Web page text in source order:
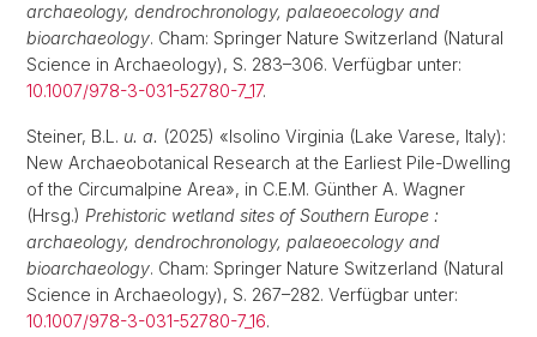
archaeology, dendrochronology, palaeoecology and
bioarchaeology. Cham: Springer Nature Switzerland (Natural
Science in Archaeology), S. 283–306. Verfügbar unter:
10.1007/978-3-031-52780-7_17.
Steiner, B.L. u. a. (2025) «Isolino Virginia (Lake Varese, Italy):
New Archaeobotanical Research at the Earliest Pile-Dwelling
of the Circumalpine Area», in C.E.M. Günther A. Wagner
(Hrsg.) Prehistoric wetland sites of Southern Europe :
archaeology, dendrochronology, palaeoecology and
bioarchaeology. Cham: Springer Nature Switzerland (Natural
Science in Archaeology), S. 267–282. Verfügbar unter:
10.1007/978-3-031-52780-7_16.